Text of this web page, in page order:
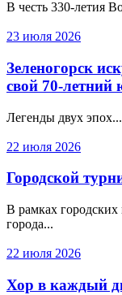
В честь 330‑летия
23 июля 2026
Зеленогорск
свой 70-летний
Легенды двух эпох...
22 июля 2026
Городской
В рамках
города...
22 июля 2026
Хор в каждый